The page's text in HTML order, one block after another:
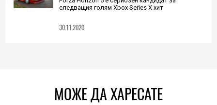
следващия голям Xbox Series X хит
30.11.2020
МОЖЕ ДА ХАРЕСАТЕ